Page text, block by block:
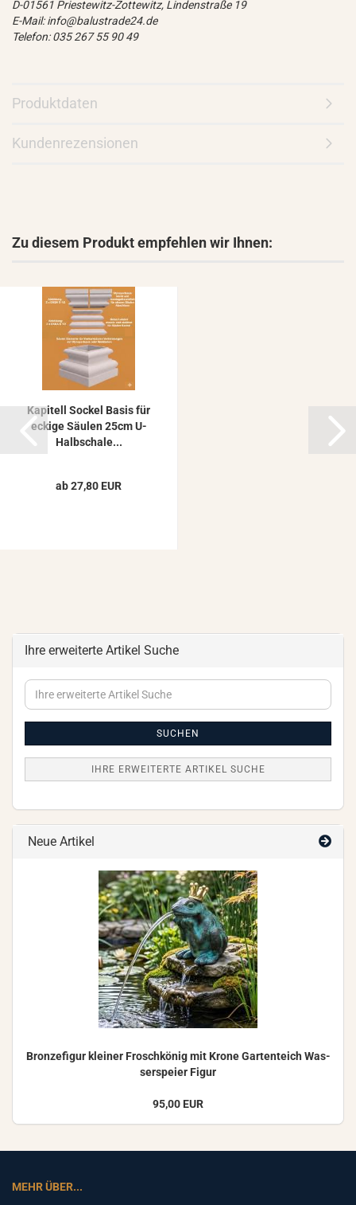
D-01561 Priestewitz-Zottewitz, Lindenstraße 19
E-Mail: info@balustrade24.de
Telefon: 035 267 55 90 49
Produktdaten
Kundenrezensionen
Zu diesem Produkt empfehlen wir Ihnen:
Ka­pi­tell So­ckel Basis für
ecki­ge Säu­len 25cm U-​
Halb­scha­le...
ab 27,80 EUR
Ihre erweiterte Artikel Suche
Ihre
erweiterte
SUCHEN
IHRE ERWEITERTE ARTIKEL SUCHE
Neue Artikel
Bron­ze­fi­gur klei­ner Frosch­kö­nig mit Krone Gar­ten­teich Was­
ser­spei­er Figur
95,00 EUR
MEHR ÜBER...